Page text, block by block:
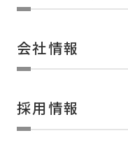
会社情報
採用情報